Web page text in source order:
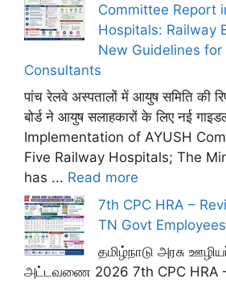
Committee Report
Hospitals: Railway
New Guidelines for
Consultants
पांच रेलवे अस्पतालों में आयुष समिति की
बोर्ड ने आयुष सलाहकारों के लिए नई
Implementation of AYUSH
Five Railway Hospitals; The
has ... Read more
7th CPC HRA –
TN Govt
தமிழ்நாடு அரசு
அட்டவணை 2026 7th CPC HRA